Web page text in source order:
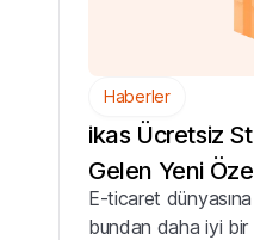
Haberler
ikas Ücretsiz
Gelen Yeni
E-ticaret
bundan daha iyi bir